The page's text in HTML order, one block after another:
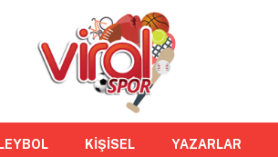
KİŞİSEL YAZARLAR